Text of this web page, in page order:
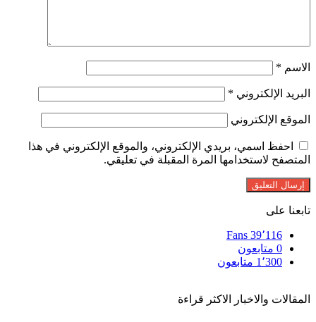
الاسم *
البريد الإلكتروني *
الموقع الإلكتروني
احفظ اسمي، بريدي الإلكتروني، والموقع الإلكتروني في هذا
المتصفح لاستخدامها المرة المقبلة في تعليقي.
تابعنا على
39٬116 Fans
0 متابعون
1٬300 متابعون
المقالات والاخبار الاكثر قراءة